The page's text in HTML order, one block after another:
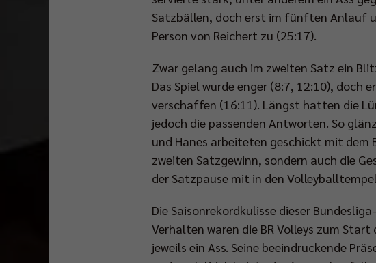
Satzbällen, doch erst im fünften Anlauf
Person von Reichert zu (25:17).
Zwar gelang auch im zweiten Satz ein
Das Spiel wurde enger (8:7, 12:10), doch
verschaffen (16:11). Längst hatten die
jedoch die passenden Antworten. So
und Hanes arbeiteten geschickt mit dem
zweiten Satzgewinn, sondern auch die
der Satzpause mit in den
Die Saisonrekordkulisse dieser
Verhalten waren die BR Volleys zum
jeweils ein Ass. Seine beeindruckende